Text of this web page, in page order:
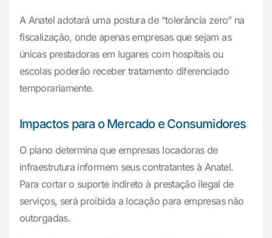
A Anatel adotará uma postura de “tolerância zero” na
fiscalização, onde apenas empresas que sejam as
únicas prestadoras em lugares com hospitais ou
escolas poderão receber tratamento diferenciado
temporariamente.
Impactos para o Mercado e Consumidores
O plano determina que empresas locadoras de
infraestrutura informem seus contratantes à Anatel.
Para cortar o suporte indireto à prestação ilegal de
serviços, será proibida a locação para empresas não
outorgadas.